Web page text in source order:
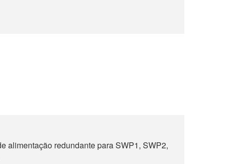
alimentação redundante para SWP1, SWP2,